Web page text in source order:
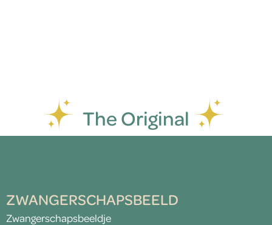
The Original
ZWANGERSCHAPSBEELD
Zwangerschapsbeeldje